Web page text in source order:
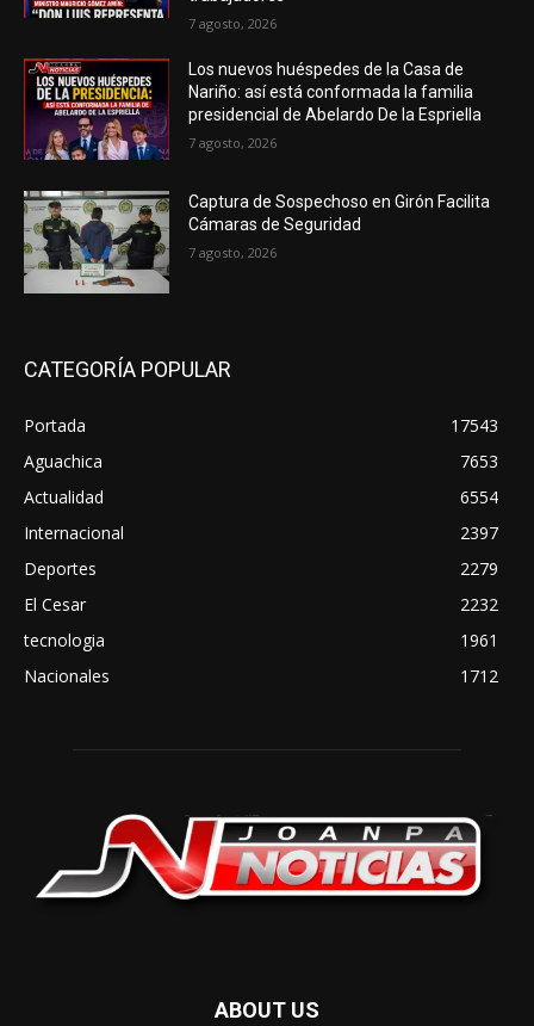
7 agosto, 2026
Los nuevos huéspedes de la Casa de
Nariño: así está conformada la familia
presidencial de Abelardo De la Espriella
7 agosto, 2026
Captura de Sospechoso en Girón Facilita
Cámaras de Seguridad
7 agosto, 2026
CATEGORÍA POPULAR
Portada
17543
Aguachica
7653
Actualidad
6554
Internacional
2397
Deportes
2279
El Cesar
2232
tecnologia
1961
Nacionales
1712
ABOUT US